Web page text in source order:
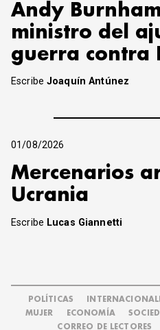
Andy
ministro del
guerra contra
EscribeJoaquín Antúnez
01/08/2026
Mercenarios
Ucrania
Escribe Lucas Giannetti
POLÍTICAS
MUJER
ECONOMÍA
CORREO DE LECTORES